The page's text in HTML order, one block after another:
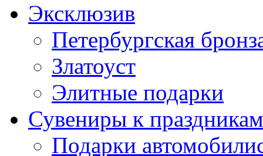
Эксклюзив
Петербургская
Златоуст
Элитные подарки
Сувениры к праздникам
Подарки